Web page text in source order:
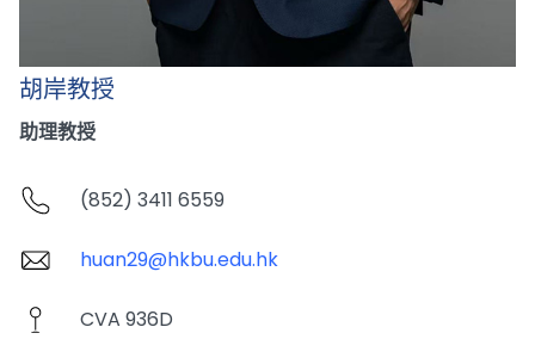
胡岸教授
助理教授
(852) 3411 6559
huan29@hkbu.edu.hk
CVA 936D